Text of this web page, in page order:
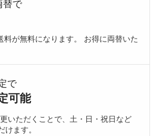
替で
料が無料になります。 お得に両替いた
で
可能
いただくことで、土・日・祝日など
けます。